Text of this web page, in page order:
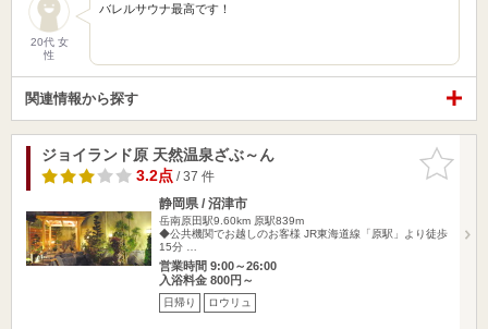
20代 女
性
バレルサウナ最高です！
関連情報から探す
お気に入
りに追加
ジョイランド原 天然温泉ざぶ～ん
3.2点/ 37 件
静岡県 / 沼津市
岳南原田駅9.60km 原駅839m
◆公共機関でお越しのお客様 JR東海道線「原駅」より徒歩
15分 …
営業時間 9:00～26:00
入浴料金 800円～
日帰り ロウリュ